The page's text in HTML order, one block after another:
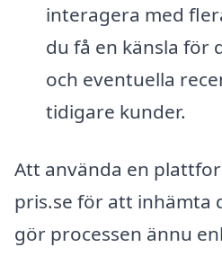
interagera med
du få en känsla för
och eventuella
tidigare kunder.
Att använda en
pris.se för att inhämta
gör processen ännu